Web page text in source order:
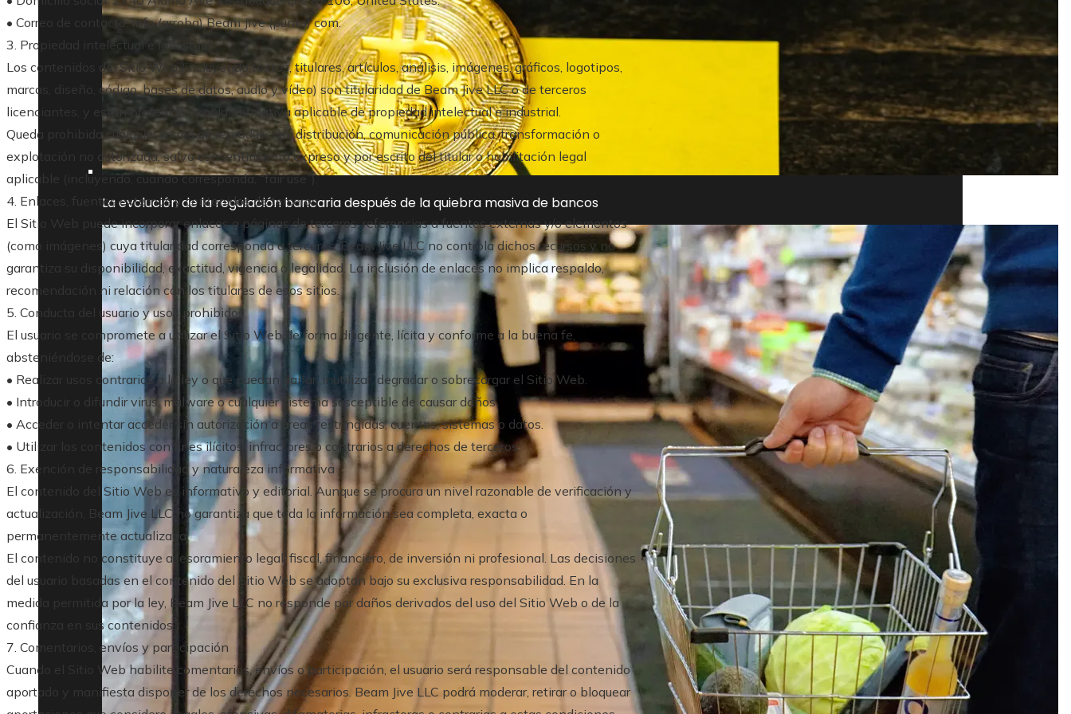
La evolución de la regulación bancaria después de la quiebra masiva de bancos
• Correo de contacto: info (arroba) Beam Jive (punto) com.
3. Propiedad intelectual e industrial
Los contenidos del Sitio Web (incluyendo textos, titulares, artículos, análisis, imágenes, gráficos, logotipos,
marcas, diseño, código, bases de datos, audio y vídeo) son titularidad de Beam Jive LLC o de terceros
licenciantes, y están protegidos por la normativa aplicable de propiedad intelectual e industrial.
Queda prohibida cualquier forma de reproducción, distribución, comunicación pública, transformación o
explotación no autorizada, salvo consentimiento expreso y por escrito del titular o habilitación legal
aplicable (incluyendo, cuando corresponda, “fair use”).
4. Enlaces, fuentes externas y contenidos de terceros
El Sitio Web puede incorporar enlaces a páginas de terceros, referencias a fuentes externas y/o elementos
(como imágenes) cuya titularidad corresponda a terceros. Beam Jive LLC no controla dichos recursos y no
garantiza su disponibilidad, exactitud, vigencia o legalidad. La inclusión de enlaces no implica respaldo,
recomendación ni relación con los titulares de esos sitios.
5. Conducta del usuario y usos prohibidos
El usuario se compromete a utilizar el Sitio Web de forma diligente, lícita y conforme a la buena fe,
absteniéndose de:
• Realizar usos contrarios a la ley o que puedan dañar, inutilizar, degradar o sobrecargar el Sitio Web.
• Introducir o difundir virus, malware o cualquier sistema susceptible de causar daños.
• Acceder o intentar acceder sin autorización a áreas restringidas, cuentas, sistemas o datos.
• Utilizar los contenidos con fines ilícitos, infractores o contrarios a derechos de terceros.
6. Exención de responsabilidad y naturaleza informativa
El contenido del Sitio Web es informativo y editorial. Aunque se procura un nivel razonable de verificación y
actualización, Beam Jive LLC no garantiza que toda la información sea completa, exacta o
permanentemente actualizada.
El contenido no constituye asesoramiento legal, fiscal, financiero, de inversión ni profesional. Las decisiones
del usuario basadas en el contenido del Sitio Web se adoptan bajo su exclusiva responsabilidad. En la
medida permitida por la ley, Beam Jive LLC no responde por daños derivados del uso del Sitio Web o de la
confianza en sus contenidos.
7. Comentarios, envíos y participación
Cuando el Sitio Web habilite comentarios, envíos o participación, el usuario será responsable del contenido
aportado y manifiesta disponer de los derechos necesarios. Beam Jive LLC podrá moderar, retirar o bloquear